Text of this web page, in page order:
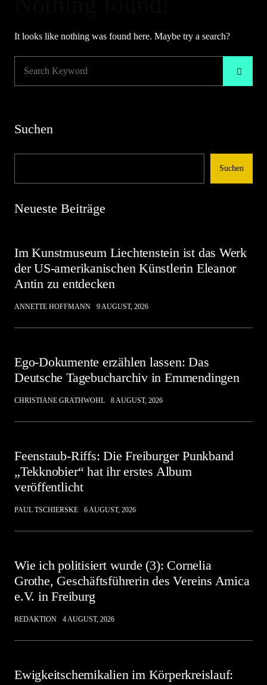
It looks like nothing was found here. Maybe try a search?
Suchen
Suchen
Neueste Beiträge
Im Kunstmuseum Liechtenstein ist das Werk
der US-amerikanischen Künstlerin Eleanor
Antin zu entdecken
ANNETTE HOFFMANN 9 AUGUST, 2026
Ego-Dokumente erzählen lassen: Das
Deutsche Tagebucharchiv in Emmendingen
CHRISTIANE GRATHWOHL 8 AUGUST, 2026
Feenstaub-Riffs: Die Freiburger Punkband
„Tekknobier“ hat ihr erstes Album
veröffentlicht
PAUL TSCHIERSKE 6 AUGUST, 2026
Wie ich politisiert wurde (3): Cornelia
Grothe, Geschäftsführerin des Vereins Amica
e.V. in Freiburg
REDAKTION 4 AUGUST, 2026
Ewigkeitschemikalien im Körperkreislauf: